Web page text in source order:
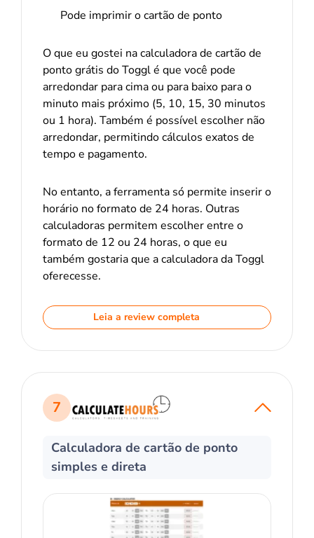
Pode imprimir o cartão de ponto
O que eu gostei na calculadora de cartão de
ponto grátis do Toggl é que você pode
arredondar para cima ou para baixo para o
minuto mais próximo (5, 10, 15, 30 minutos
ou 1 hora). Também é possível escolher não
arredondar, permitindo cálculos exatos de
tempo e pagamento.
No entanto, a ferramenta só permite inserir o
horário no formato de 24 horas. Outras
calculadoras permitem escolher entre o
formato de 12 ou 24 horas, o que eu
também gostaria que a calculadora da Toggl
oferecesse.
Leia a review completa
7
Calculadora de cartão de ponto
simples e direta